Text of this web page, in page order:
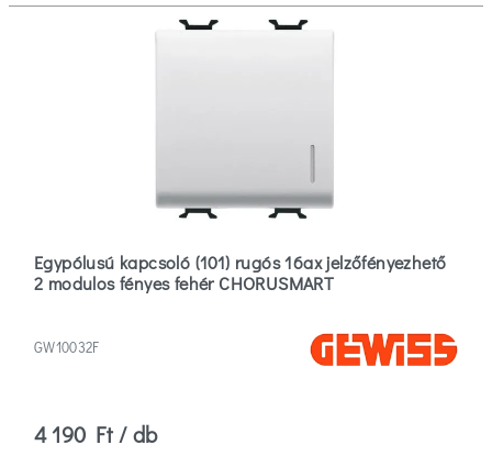
Egypólusú kapcsoló (101) rugós 16ax jelzőfényezhető
2 modulos fényes fehér CHORUSMART
GW10032F
4 190 Ft / db